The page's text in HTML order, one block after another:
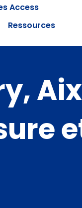
Access
Ressources